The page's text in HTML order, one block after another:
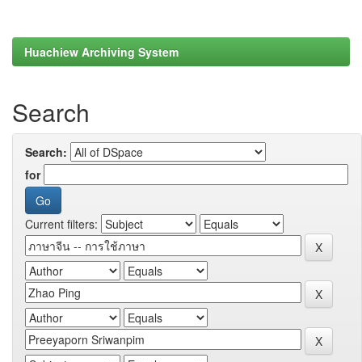
Huachiew Archiving System
Search
Search:
for
Current filters: